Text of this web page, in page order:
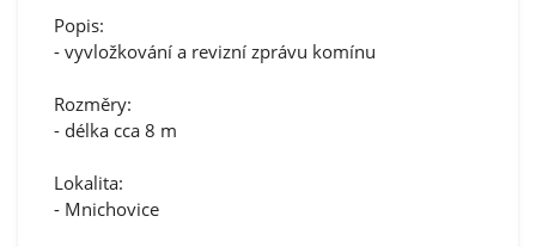
Popis:
- vyvložkování a revizní zprávu komínu
Rozměry:
- délka cca 8 m
Lokalita:
- Mnichovice